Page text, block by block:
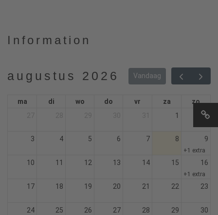
Information
augustus 2026 Vandaag
ma di wo do vr za
zo
1 2
3 4 5 6 7 8 9
+1 extra
10 11 12 13 14 15 16
+1 extra
17 18 19 20 21 22 23
24 25 26 27 28 29 30